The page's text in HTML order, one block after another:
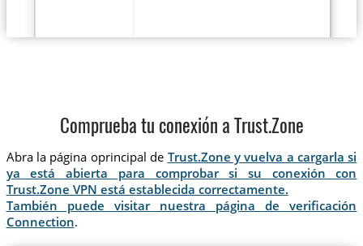
Comprueba tu conexión a Trust.Zone
Abra la página oprincipal de Trust.Zone y vuelva a cargarla si
ya está abierta para comprobar si su conexión con
Trust.Zone VPN está establecida correctamente.
También puede visitar nuestra página de verificación
Connection.